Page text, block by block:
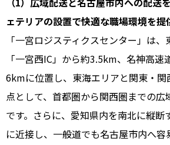
ェテリアの設置で快適な職場環境を提
「一宮ロジスティクスセンター」は
「一宮西IC」から約3.5km、名神高速
6kmに位置し、東海エリアと関東・関
点として、首都圏から関西圏までの
です。さらに、愛知県内を南北に縦断
に近接し、一般道でも名古屋市内へ容